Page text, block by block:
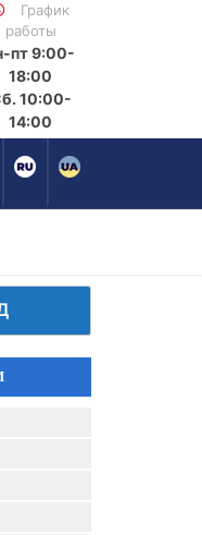
График
работы
пт 9:00-
18:00
10:00-
14:00